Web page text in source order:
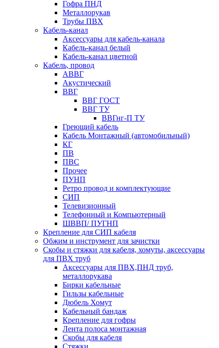
Гофра ПНД
Металлорукав
Трубы ПВХ
Кабель-канал
Аксессуары для кабель-канала
Кабель-канал белый
Кабель-канал цветной
Кабель, провод
АВВГ
Акустический
ВВГ
ВВГ ГОСТ
ВВГ ТУ
ВВГнг-П ТУ
Греющий кабель
Кабель Монтажный (автомобильный)
КГ
ПВ
ПВС
Прочее
ПУНП
Ретро провод и комплектующие
СИП
Телевизионный
Телефонный и Компьютерный
ШВВП/ ПУГНП
Крепление для СИП кабеля
Обжим и инструмент для зачистки
Скобы и стяжки для кабеля, хомуты, аксессуары
для ПВХ труб
Аксессуары для ПВХ,ПНД труб,
металлорукава
Бирки кабельные
Гильзы кабельные
Дюбель Хомут
Кабельный бандаж
Крепление для гофры
Лента полоса монтажная
Скобы для кабеля